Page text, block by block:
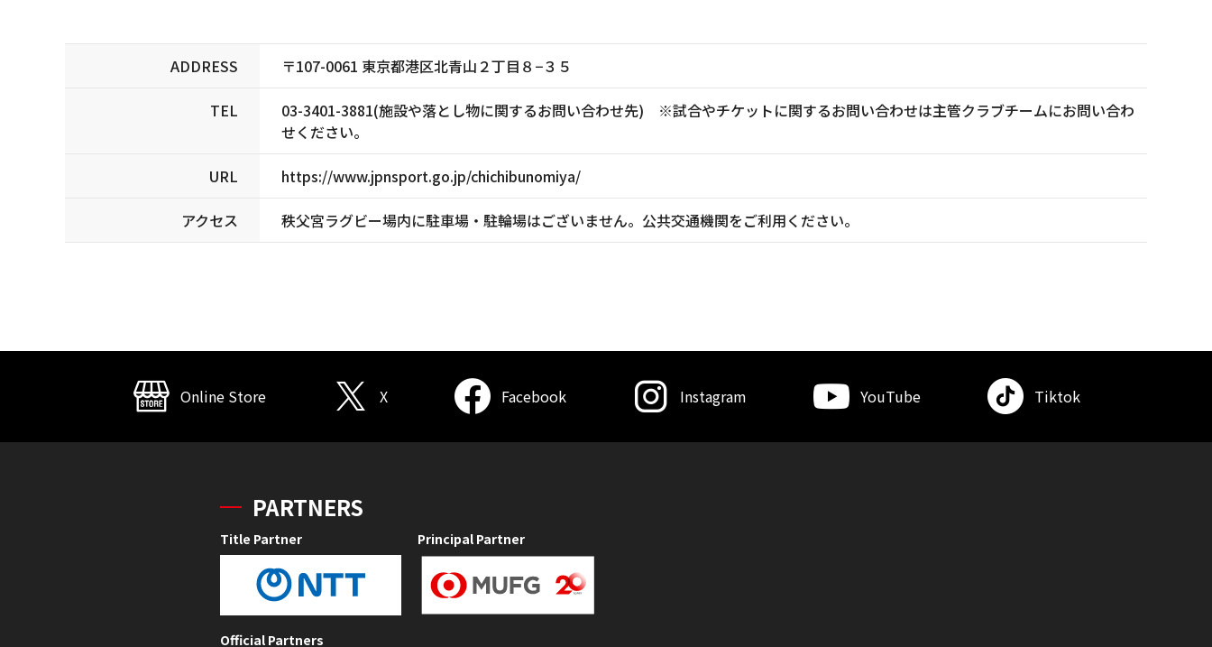
ADDRESS 〒107-0061 東京都港区北青山２丁目８−３５
TEL
03-3401-3881(施設や落とし物に関するお問い合わせ先) ※試合やチケットに関するお問い合わせは主管クラブチームにお問い合わ
せください。
URL https://www.jpnsport.go.jp/chichibunomiya/
アクセス 秩父宮ラグビー場内に駐車場・駐輪場はございません。公共交通機関をご利用ください。
Online Store X Facebook Instagram YouTube Tiktok
PARTNERS
Title Partner Principal Partner
Official Partners